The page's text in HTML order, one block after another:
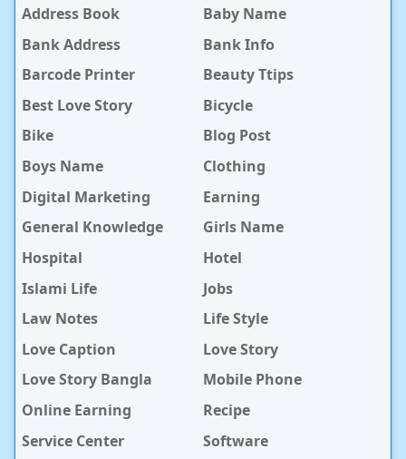
Address Book
Baby Name
Bank Address
Bank Info
Barcode Printer
Beauty Ttips
Best Love Story
Bicycle
Bike
Blog Post
Boys Name
Clothing
Digital Marketing
Earning
General Knowledge
Girls Name
Hospital
Hotel
Islami Life
Jobs
Law Notes
Life Style
Love Caption
Love Story
Love Story Bangla
Mobile Phone
Online Earning
Recipe
Service Center
Software